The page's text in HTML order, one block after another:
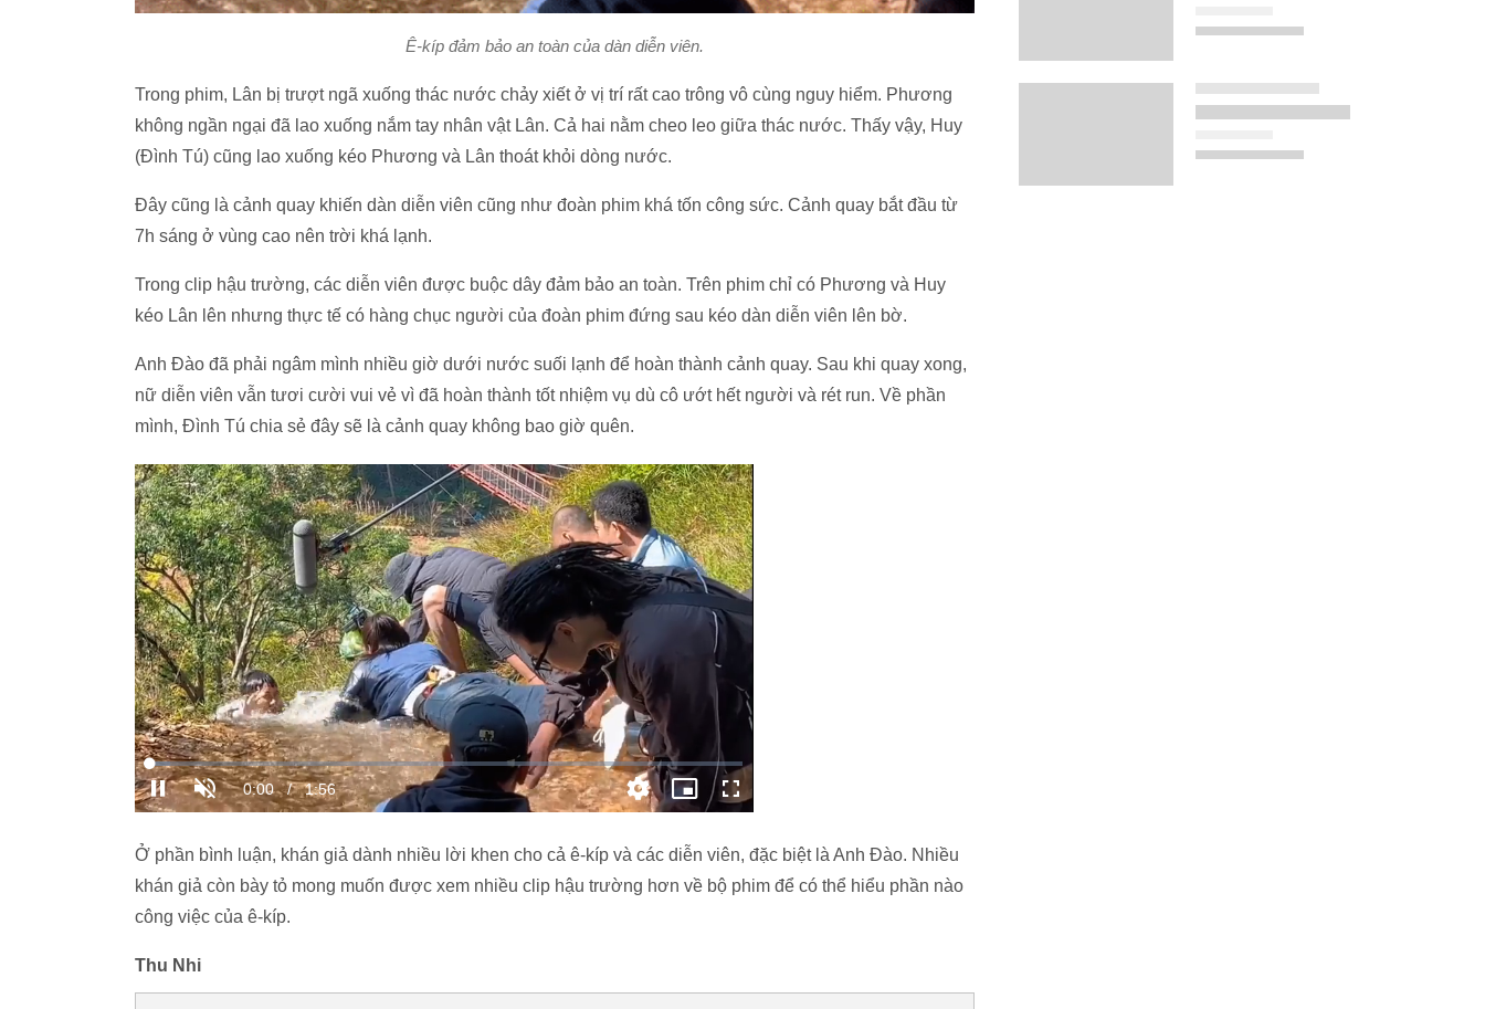
Ê-kíp đảm bảo an toàn của dàn diễn viên.
Trong phim, Lân bị trượt ngã xuống thác nước chảy xiết ở vị trí rất cao trông vô cùng nguy hiểm. Phương
không ngần ngại đã lao xuống nắm tay nhân vật Lân. Cả hai nằm cheo leo giữa thác nước. Thấy vậy, Huy
(Đình Tú) cũng lao xuống kéo Phương và Lân thoát khỏi dòng nước.
Đây cũng là cảnh quay khiến dàn diễn viên cũng như đoàn phim khá tốn công sức. Cảnh quay bắt đầu từ
7h sáng ở vùng cao nên trời khá lạnh.
Trong clip hậu trường, các diễn viên được buộc dây đảm bảo an toàn. Trên phim chỉ có Phương và Huy
kéo Lân lên nhưng thực tế có hàng chục người của đoàn phim đứng sau kéo dàn diễn viên lên bờ.
Anh Đào đã phải ngâm mình nhiều giờ dưới nước suối lạnh để hoàn thành cảnh quay. Sau khi quay xong,
nữ diễn viên vẫn tươi cười vui vẻ vì đã hoàn thành tốt nhiệm vụ dù cô ướt hết người và rét run. Về phần
mình, Đình Tú chia sẻ đây sẽ là cảnh quay không bao giờ quên.
Ở phần bình luận, khán giả dành nhiều lời khen cho cả ê-kíp và các diễn viên, đặc biệt là Anh Đào. Nhiều
khán giả còn bày tỏ mong muốn được xem nhiều clip hậu trường hơn về bộ phim để có thể hiểu phần nào
công việc của ê-kíp.
Thu Nhi